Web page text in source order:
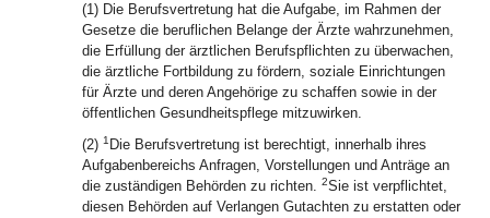
(1) Die Berufsvertretung hat die Aufgabe, im Rahmen der
Gesetze die beruflichen Belange der Ärzte wahrzunehmen,
die Erfüllung der ärztlichen Berufspflichten zu überwachen,
die ärztliche Fortbildung zu fördern, soziale Einrichtungen
für Ärzte und deren Angehörige zu schaffen sowie in der
öffentlichen Gesundheitspflege mitzuwirken.
(2) 1 Die Berufsvertretung ist berechtigt, innerhalb ihres
Aufgabenbereichs Anfragen, Vorstellungen und Anträge an
die zuständigen Behörden zu richten. 2Sie ist verpflichtet,
diesen Behörden auf Verlangen Gutachten zu erstatten oder